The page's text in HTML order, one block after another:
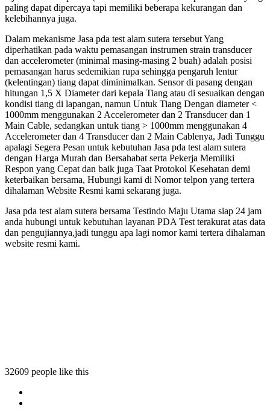
paling dapat dipercaya tapi memiliki beberapa kekurangan dan
kelebihannya juga.
Dalam mekanisme Jasa pda test alam sutera tersebut Yang
diperhatikan pada waktu pemasangan instrumen strain transducer
dan accelerometer (minimal masing-masing 2 buah) adalah posisi
pemasangan harus sedemikian rupa sehingga pengaruh lentur
(kelentingan) tiang dapat diminimalkan. Sensor di pasang dengan
hitungan 1,5 X Diameter dari kepala Tiang atau di sesuaikan dengan
kondisi tiang di lapangan, namun Untuk Tiang Dengan diameter <
1000mm menggunakan 2 Accelerometer dan 2 Transducer dan 1
Main Cable, sedangkan untuk tiang > 1000mm menggunakan 4
Accelerometer dan 4 Transducer dan 2 Main Cablenya, Jadi Tunggu
apalagi Segera Pesan untuk kebutuhan Jasa pda test alam sutera
dengan Harga Murah dan Bersahabat serta Pekerja Memiliki
Respon yang Cepat dan baik juga Taat Protokol Kesehatan demi
keterbaikan bersama, Hubungi kami di Nomor telpon yang tertera
dihalaman Website Resmi kami sekarang juga.
Jasa pda test alam sutera bersama Testindo Maju Utama siap 24 jam
anda hubungi untuk kebutuhan layanan PDA Test terakurat atas data
dan pengujiannya,jadi tunggu apa lagi nomor kami tertera dihalaman
website resmi kami.
32609 people like this